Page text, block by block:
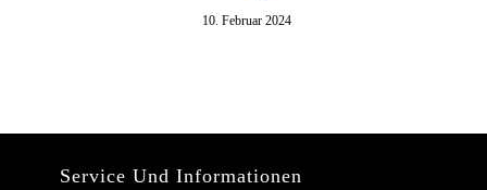
10. Februar 2024
Service Und Informationen